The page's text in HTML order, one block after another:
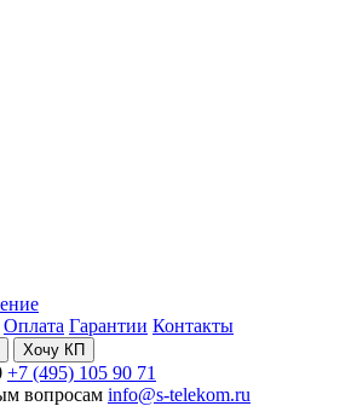
Оплата Гарантии Контакты
Хочу КП
+7 (495) 105 90 71
вопросам info@s-telekom.ru